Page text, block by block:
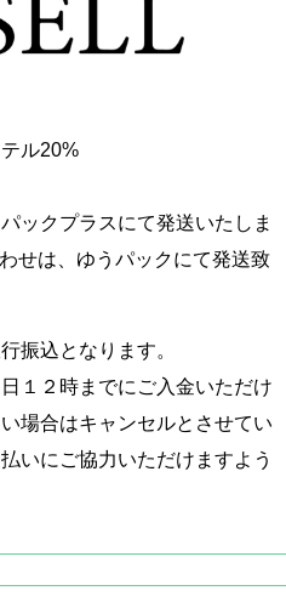
ル20%
ックプラスにて発送いたしま
せは、ゆうパックにて発送致
振込となります。
１２時までにご入金いただけ
場合はキャンセルとさせてい
いにご協力いただけますよう